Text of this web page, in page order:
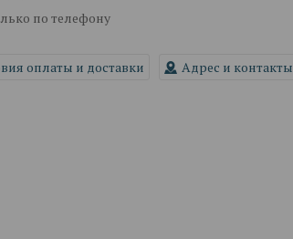
по телефону
оплаты и доставки Адрес и контакты